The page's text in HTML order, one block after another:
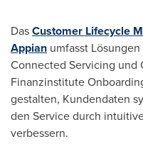
DasCustomer Lifecycle
Appian umfasst
Connected Servicing und
Finanzinstitute
gestalten, Kundendaten
den Service durch
verbessern.